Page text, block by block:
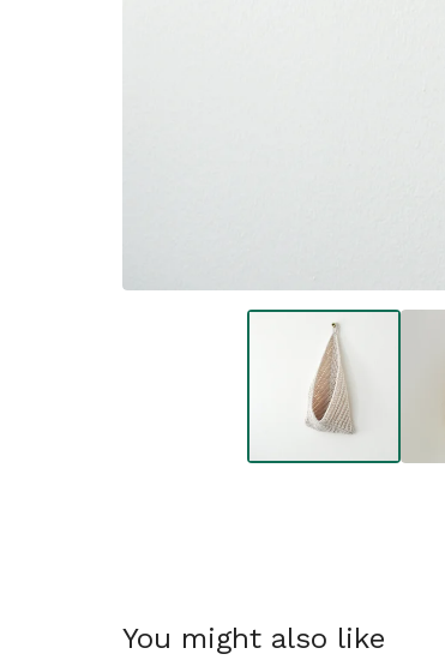
You might also like